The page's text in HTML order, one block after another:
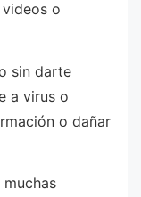
o
sin darte
a virus o
o dañar